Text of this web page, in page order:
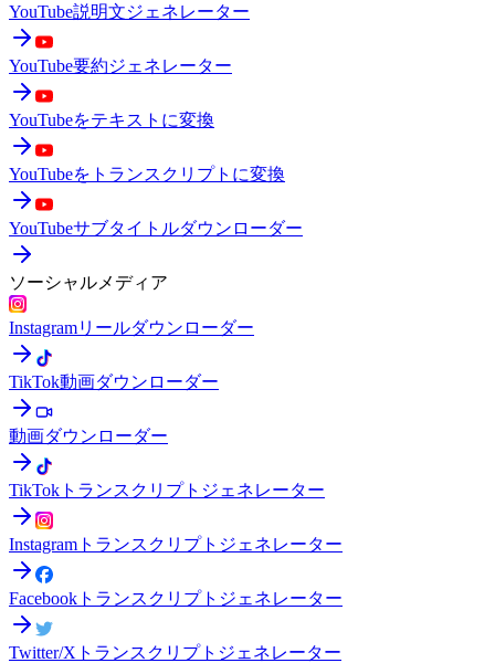
YouTube説明文ジェネレーター
YouTube要約ジェネレーター
YouTubeをテキストに変換
YouTubeをトランスクリプトに変換
YouTubeサブタイトルダウンローダー
ソーシャルメディア
Instagramリールダウンローダー
TikTok動画ダウンローダー
動画ダウンローダー
TikTokトランスクリプトジェネレーター
Instagramトランスクリプトジェネレーター
Facebookトランスクリプトジェネレーター
Twitter/Xトランスクリプトジェネレーター